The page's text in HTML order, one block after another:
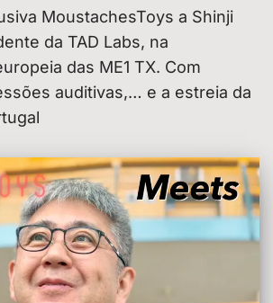
MoustachesToys a Shinji
da TAD Labs, na
das ME1 TX. Com
auditivas,… e a estreia da